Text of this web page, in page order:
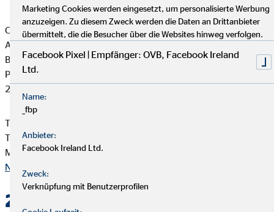
OVB Vermögensberatung AG
Axel Beta
Bezirksleiter für die OVB
Papenstr. 23
22089 Hamburg
Telefon: +49 40 25308834
Telefax: +49 40 25331853
Mail:axel.beta@ovb.de
Nach oben
2. Kontakt
Marketing Cookies werden eingesetzt, um personalisierte Werbung
anzuzeigen. Zu diesem Zweck werden die Daten an Drittanbieter
übermittelt, die die Besucher über die Websites hinweg verfolgen.
Facebook Pixel | Empfänger: OVB, Facebook Ireland
Ltd.
Name:
_fbp
Anbieter:
Facebook Ireland Ltd.
Zweck:
Verknüpfung mit Benutzerprofilen